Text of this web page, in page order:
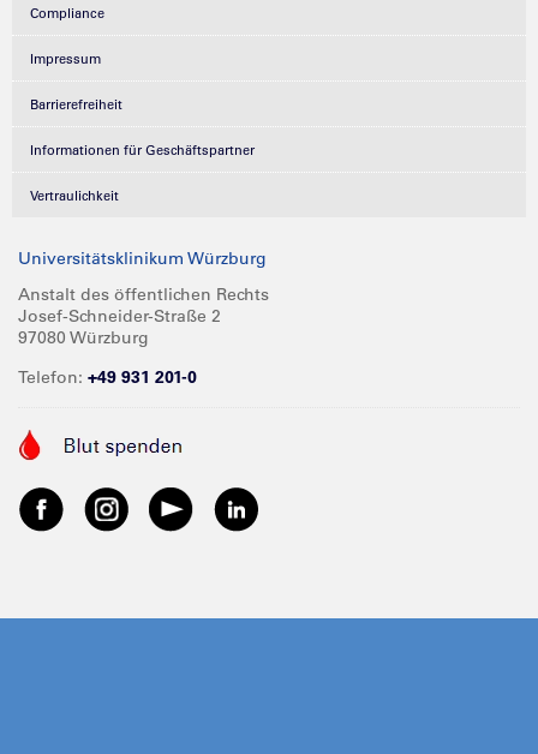
Compliance
Impressum
Barrierefreiheit
Informationen für Geschäftspartner
Vertraulichkeit
Universitätsklinikum Würzburg
Anstalt des öffentlichen Rechts
Josef-Schneider-Straße 2
97080 Würzburg
Telefon: +49 931 201-0